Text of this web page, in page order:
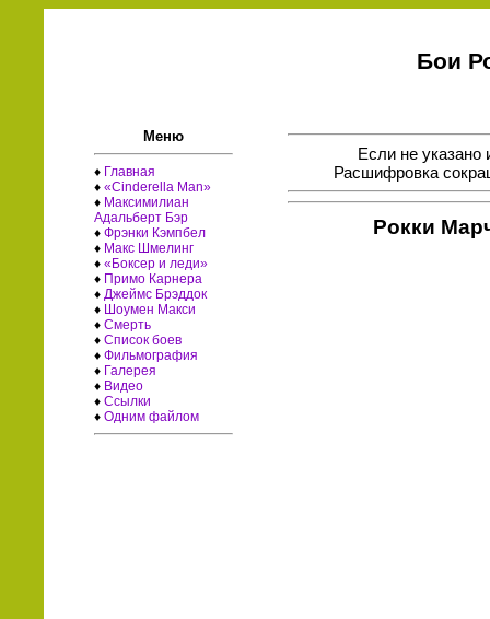
Бои
Меню
♦ Главная
♦«Cinderella Man»
♦ Максимилиан
Адальберт Бэр
♦Фрэнки Кэмпбел
♦ Макс Шмелинг
♦«Боксер и леди»
♦ Примо Карнера
♦ Джеймс Брэддок
♦ Шоумен Макси
♦Смерть
♦Список боев
♦Фильмография
♦ Галерея
♦ Видео
♦Ссылки
♦Одним файлом
Если не указано
Расшифровка
Рокки